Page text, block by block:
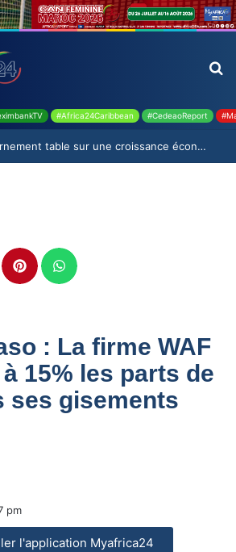
#Africa24Caribbean #CedeaoReport
: La firme WAF
15% les parts de
ses gisements
pm
l'application Myafrica24